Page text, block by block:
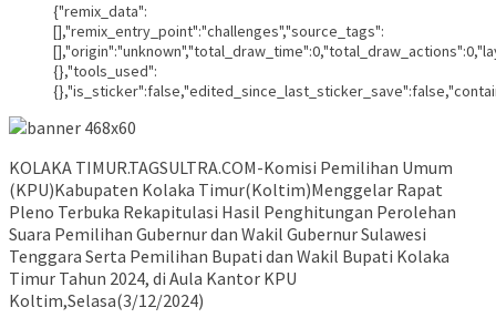
{"remix_data":
[],"remix_entry_point":"challenges","source_tags":
{},"tools_used":
KOLAKA TIMUR.TAGSULTRA.COM-Komisi Pemilihan Umum
(KPU)Kabupaten Kolaka Timur(Koltim)Menggelar Rapat
Pleno Terbuka Rekapitulasi Hasil Penghitungan Perolehan
Suara Pemilihan Gubernur dan Wakil Gubernur Sulawesi
Tenggara Serta Pemilihan Bupati dan Wakil Bupati Kolaka
Timur Tahun 2024, di Aula Kantor KPU
Koltim,Selasa(3/12/2024)